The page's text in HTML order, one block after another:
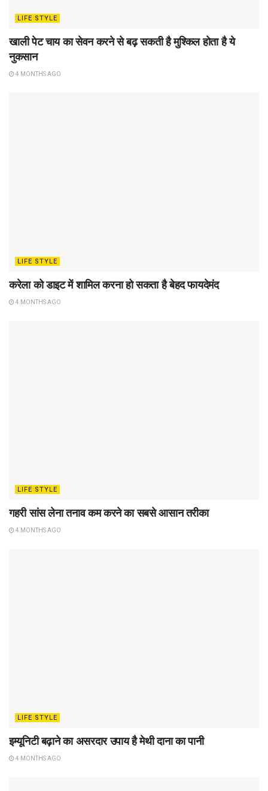
LIFE STYLE
खाली पेट चाय का सेवन करने से बढ़ सकती है मुश्किल होता है ये
नुकसान
4 MONTHS AGO
LIFE STYLE
करेला को डाइट में शामिल करना हो सकता है बेहद फायदेमंद
4 MONTHS AGO
LIFE STYLE
गहरी सांस लेना तनाव कम करने का सबसे आसान तरीका
4 MONTHS AGO
LIFE STYLE
इम्यूनिटी बढ़ाने का असरदार उपाय है मेथी दाना का पानी
4 MONTHS AGO